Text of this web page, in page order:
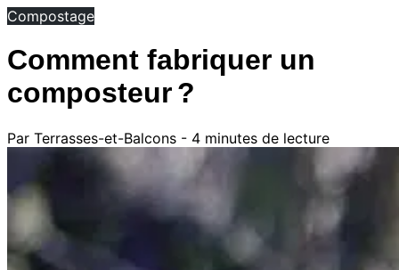
Compostage
Comment fabriquer un
composteur ?
Par Terrasses-et-Balcons - 4 minutes de lecture